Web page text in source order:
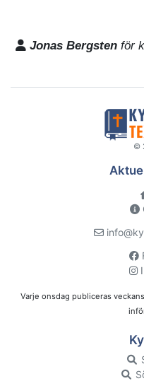
Jonas Bergsten för
©
Varje onsdag publiceras